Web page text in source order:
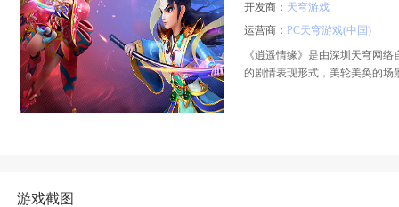
开发商： 天穹游戏
运营商： PC天穹游戏(中国)
《逍遥情缘》是由深圳天穹网
的剧情表现形式，美轮美奂的场
游戏截图